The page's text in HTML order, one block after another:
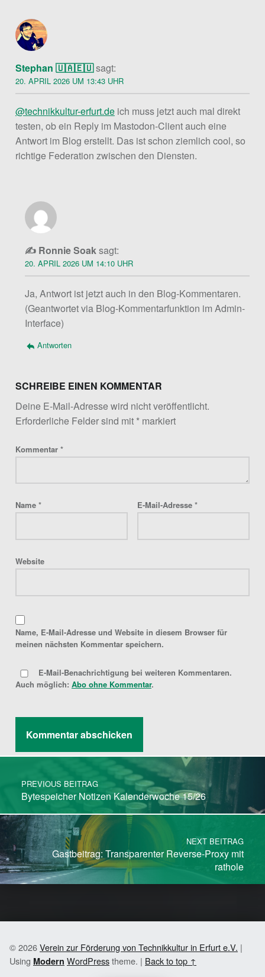
Stephan 🇺🇦🇪🇺sagt:
20. APRIL 2026 UM 13:43 UHR
@technikkultur-erfurt.deich muss jetzt auch mal direkt
testen, ob ein Reply im Mastodon-Client auch eine
Antwort im Blog erstellt. Das ist schon ziemlich cool, so
richtige Federation zwischen den Diensten.
Ronnie Soaksagt:
20. APRIL 2026 UM 14:10 UHR
Ja, Antwort ist jetzt auch in den Blog-Kommentaren.
(Geantwortet via Blog-Kommentarfunktion im Admin-
Interface)
Antworten
SCHREIBE EINEN KOMMENTAR
Deine E-Mail-Adresse wird nicht veröffentlicht.
Erforderliche Felder sind mit *markiert
Kommentar *
Name * E-Mail-Adresse *
Website
Name, E-Mail-Adresse und Website in diesem Browser für
meinen nächsten Kommentar speichern.
E-Mail-Benachrichtigung bei weiteren Kommentaren.
Auch möglich: Abo ohne Kommentar.
Post navigation
PREVIOUS BEITRAG
Bytespeicher Notizen Kalenderwoche 15/26
NEXT BEITRAG
Gastbeitrag: Transparenter Reverse-Proxy mit
rathole
© 2026Verein zur Förderung von Technikkultur in Erfurt e.V. |
Using Modern WordPresstheme. | Back to top ↑